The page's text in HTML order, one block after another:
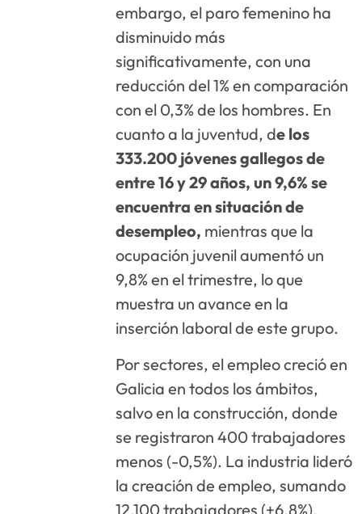
embargo, el paro femenino ha
disminuido más
significativamente, con una
reducción del 1% en comparación
con el 0,3% de los hombres. En
cuanto a la juventud, de los
333.200 jóvenes gallegos de
entre 16 y 29 años, un 9,6% se
encuentra en situación de
desempleo, mientras que la
ocupación juvenil aumentó un
9,8% en el trimestre, lo que
muestra un avance en la
inserción laboral de este grupo.
Por sectores, el empleo creció en
Galicia en todos los ámbitos,
salvo en la construcción, donde
se registraron 400 trabajadores
menos (-0,5%). La industria lideró
la creación de empleo, sumando
12.100 trabajadores (+6,8%),